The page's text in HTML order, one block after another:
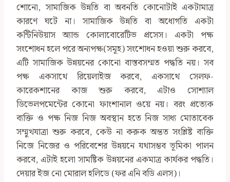
শোনো, সামাজিক উন্নতি বা অবনতি কোনোটাই একটামাত্র
কারণে ঘটে না। সামাজিক উন্নতি বা অধোগতি একটা
কন্টিনিউয়াস অ্যান্ড কোলাবোরেটিভ প্রসেস। একটা পক্ষ
সংশোধন হলে পরে অন্যপক্ষ(সমূহ) সংশোধন হওয়া শুরু করবে,
এটি সামাজিক উন্নয়নের কোনো বাস্তবসম্মত পদ্ধতি নয়। সব
পক্ষ একসাথে রিয়েলাইজ করবে, একসাথে সেলফ-
কারেকশানের কাজ শুরু করবে, এটাও সোশ্যাল
ডিভেলপমেন্টের কোনো ফাংশানাল ওয়ে নয়। বরং প্রত্যেক
ব্যক্তি ও পক্ষ নিজ নিজ অবস্থান হতে নিজ সাধ্য মোতাবেক
সম্মুখযাত্রা শুরু করবে, কেউ না করুক অন্তত সংশ্লিষ্ট ব্যক্তি
নিজে নিজের ও পরিবেশের উন্নয়নে যথাসম্ভব ভূমিকা পালন
করবে, এটাই হলো সামষ্টিক উন্নয়নের একমাত্র কার্যকর পদ্ধতি।
দেয়ার ইজ নো মোরাল হলিডে (ফর এনি বডি এলস)।